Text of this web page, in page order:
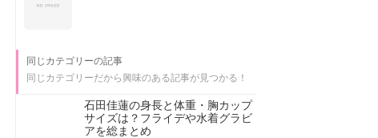
同じカテゴリーの記事
同じカテゴリーだから興味のある記事が見つかる！
石田佳蓮の身長と体重・胸カップ
サイズは？フライデや水着グラビ
アを総まとめ